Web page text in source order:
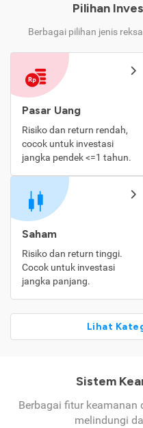
Pilihan
Berbagai pilihan jenis
Pasar Uang
Risiko dan return rendah,
cocok untuk investasi
jangka pendek <=1 tahun.
Saham
Risiko dan return tinggi.
Cocok untuk investasi
jangka panjang.
Lihat
Sistem
Berbagai fitur keamanan
melindungi